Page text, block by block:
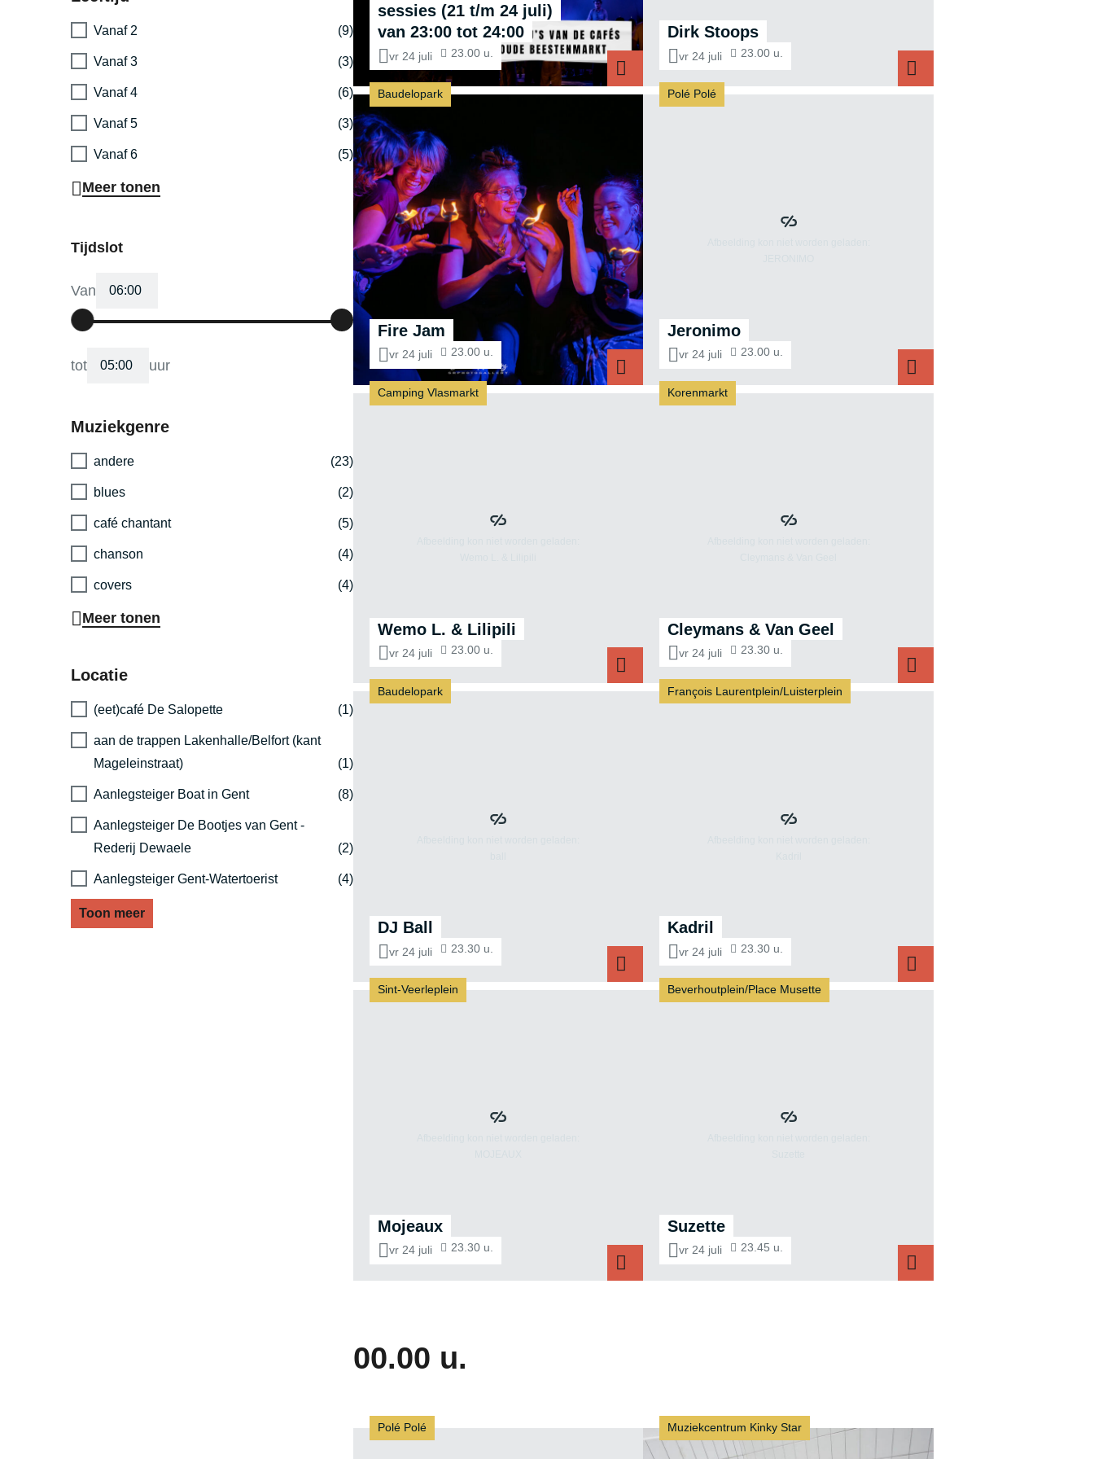
Vanaf 2 (9)
Vanaf 3 (3)
Vanaf 4 (6)
Vanaf 5 (3)
Vanaf 6 (5)
Meer tonen
Tijdslot
Van
tot uur
Muziekgenre
andere (23)
blues (2)
café chantant (5)
chanson (4)
covers (4)
Meer tonen
Locatie
(eet)café De Salopette (1)
aan de trappen Lakenhalle/Belfort (kant
Mageleinstraat)
(1)
Aanlegsteiger Boat in Gent (8)
Aanlegsteiger De Bootjes van Gent -
Rederij Dewaele
(2)
Aanlegsteiger Gent-Watertoerist (4)
Toon meer
sessies (21 t/m 24 juli)
van 23:00 tot 24:00
vr 24 juli 23.00 u.
Dirk Stoops
vr 24 juli 23.00 u.
Dirk Stoops
Fire Jam
vr 24 juli 23.00 u.
Baudelopark
Fire Jam
Jeronimo
vr 24 juli 23.00 u.
Polé Polé
Jeronimo
Wemo L. & Lilipili
vr 24 juli 23.00 u.
Camping Vlasmarkt
Wemo L. & Lilipili
Cleymans & Van Geel
vr 24 juli 23.30 u.
Korenmarkt
Cleymans & Van Geel
DJ Ball
vr 24 juli 23.30 u.
Baudelopark
DJ Ball
Kadril
vr 24 juli 23.30 u.
François Laurentplein/Luisterplein
Kadril
Mojeaux
vr 24 juli 23.30 u.
Sint-Veerleplein
Suzette
vr 24 juli 23.45 u.
Beverhoutplein/Place Musette
00.00 u.
Polé Polé Muziekcentrum Kinky Star